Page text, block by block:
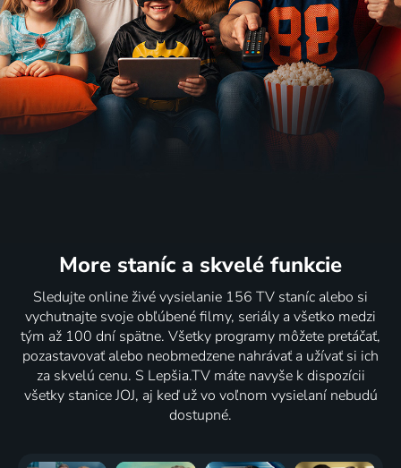
More staníc a skvelé funkcie
Sledujte online živé vysielanie 156 TV staníc alebo si
vychutnajte svoje obľúbené filmy, seriály a všetko medzi
tým až 100 dní spätne. Všetky programy môžete pretáčať,
pozastavovať alebo neobmedzene nahrávať a užívať si ich
za skvelú cenu. S Lepšia.TV máte navyše k dispozícii
všetky stanice JOJ, aj keď už vo voľnom vysielaní nebudú
dostupné.